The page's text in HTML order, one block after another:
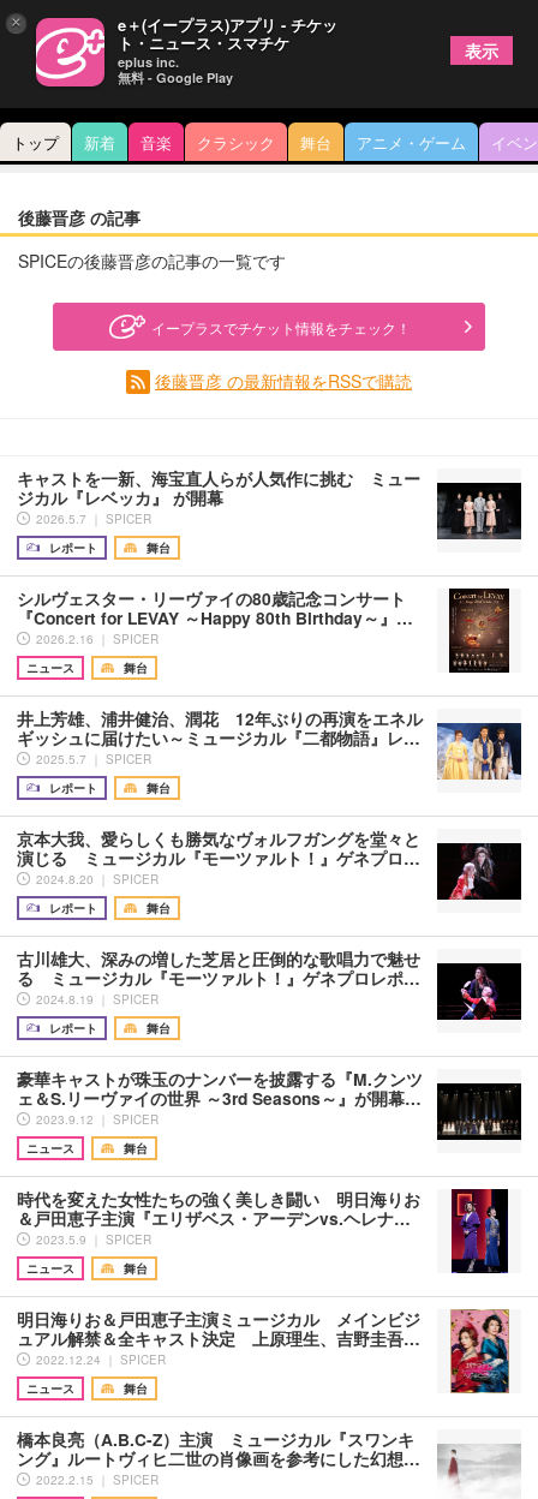
トップ 新着 音楽 クラシック 舞台 アニメ・ゲーム イベ
後藤晋彦 の記事
SPICEの後藤晋彦の記事の一覧です
イープラスでチケット情報をチェック！
後藤晋彦 の最新情報をRSSで購読
キャストを一新、海宝直人らが人気作に挑む ミュー
ジカル『レベッカ』 が開幕
2026.5.7 ｜ SPICER
レポート
舞台
シルヴェスター・リーヴァイの80歳記念コンサート
『Concert for LEVAY ～Happy 80th Birthday～』…
2026.2.16 ｜ SPICER
ニュース
舞台
井上芳雄、浦井健治、潤花 12年ぶりの再演をエネル
ギッシュに届けたい～ミュージカル『二都物語』レ…
2025.5.7 ｜ SPICER
レポート
舞台
京本大我、愛らしくも勝気なヴォルフガングを堂々と
演じる ミュージカル『モーツァルト！』ゲネプロ…
2024.8.20 ｜ SPICER
レポート
舞台
古川雄大、深みの増した芝居と圧倒的な歌唱力で魅せ
る ミュージカル『モーツァルト！』ゲネプロレポ…
2024.8.19 ｜ SPICER
レポート
舞台
豪華キャストが珠玉のナンバーを披露する『M.クンツ
ェ＆S.リーヴァイの世界 ～3rd Seasons～』が開幕…
2023.9.12 ｜ SPICER
ニュース
舞台
時代を変えた女性たちの強く美しき闘い 明日海りお
＆戸田恵子主演『エリザベス・アーデンvs.ヘレナ…
2023.5.9 ｜ SPICER
ニュース
舞台
明日海りお＆戸田恵子主演ミュージカル メインビジ
ュアル解禁＆全キャスト決定 上原理生、吉野圭吾…
2022.12.24 ｜ SPICER
ニュース
舞台
橋本良亮（A.B.C-Z）主演 ミュージカル『スワンキ
ング』ルートヴィヒ二世の肖像画を参考にした幻想…
2022.2.15 ｜ SPICER
× e＋(イープラス)アプリ - チケッ
ト・ニュース・スマチケ
eplus inc.
無料 - Google Play
表示